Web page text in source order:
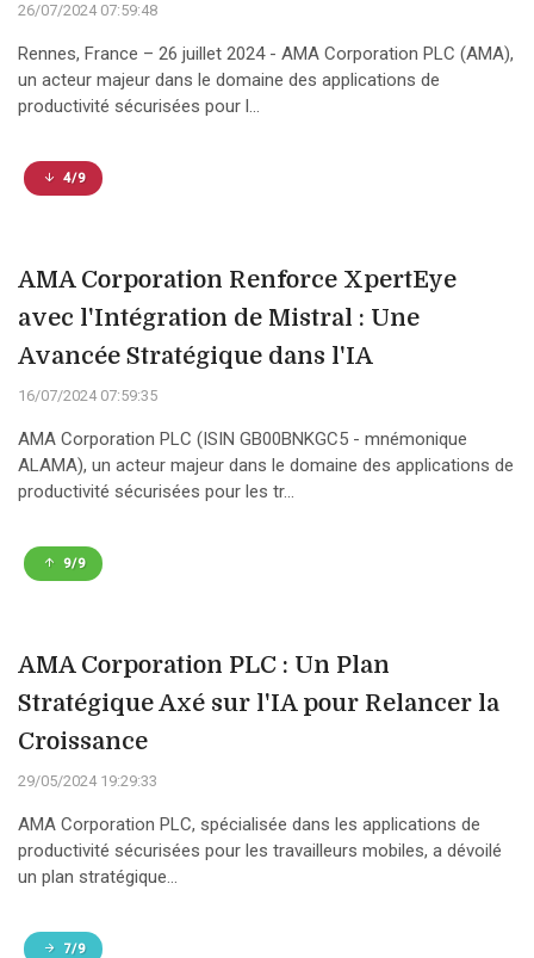
26/07/2024 07:59:48
Rennes, France – 26 juillet 2024 - AMA Corporation PLC (AMA),
un acteur majeur dans le domaine des applications de
productivité sécurisées pour l...
4/9
AMA Corporation Renforce XpertEye
avec l'Intégration de Mistral : Une
Avancée Stratégique dans l'IA
16/07/2024 07:59:35
AMA Corporation PLC (ISIN GB00BNKGC5 - mnémonique
ALAMA), un acteur majeur dans le domaine des applications de
productivité sécurisées pour les tr...
9/9
AMA Corporation PLC : Un Plan
Stratégique Axé sur l'IA pour Relancer la
Croissance
29/05/2024 19:29:33
AMA Corporation PLC, spécialisée dans les applications de
productivité sécurisées pour les travailleurs mobiles, a dévoilé
un plan stratégique...
7/9